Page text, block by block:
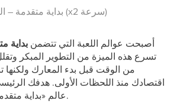
بداية متقدمة – القرية الرابعة السريعة (x2 سرعة)
أصبحت عوالم اللعبة التي تتضمن بداية
من الوقت قبل بدء المعارك
اقتصادك منذ اللحظات الأولى. هدفك
عالم «بداية متقدمة» يكون عادةً بسيطًا.